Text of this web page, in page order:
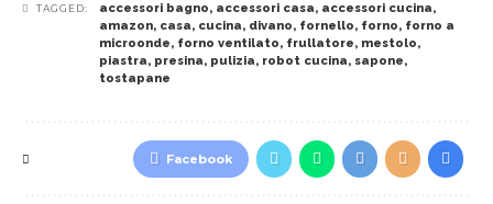
TAGGED: accessori bagno, accessori casa, accessori cucina,
amazon, casa, cucina, divano, fornello, forno, forno a
microonde, forno ventilato, frullatore, mestolo,
piastra, presina, pulizia, robot cucina, sapone,
tostapane
Facebook